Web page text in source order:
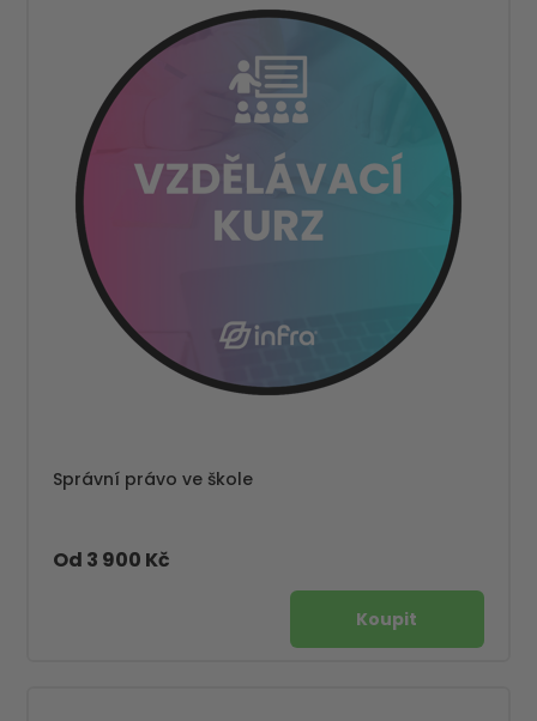
Správní právo ve škole
Od 3 900 Kč